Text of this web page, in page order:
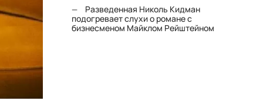
Разведенная Николь Кидман
подогревает слухи о романе с
бизнесменом Майклом Рейштейном